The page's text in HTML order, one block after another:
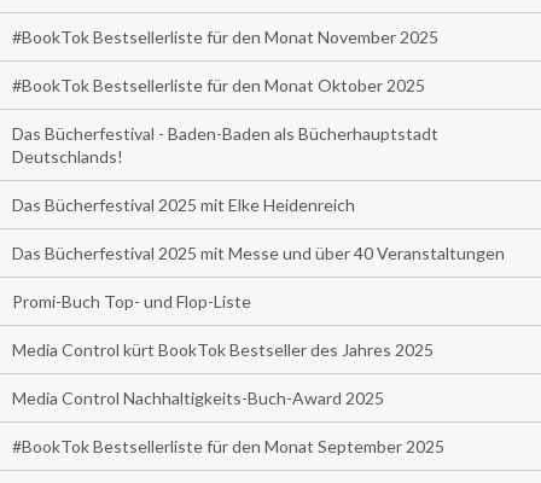
#BookTok Bestsellerliste für den Monat November 2025
#BookTok Bestsellerliste für den Monat Oktober 2025
Das Bücherfestival - Baden-Baden als Bücherhauptstadt
Deutschlands!
Das Bücherfestival 2025 mit Elke Heidenreich
Das Bücherfestival 2025 mit Messe und über 40 Veranstaltungen
Promi-Buch Top- und Flop-Liste
Media Control kürt BookTok Bestseller des Jahres 2025
Media Control Nachhaltigkeits-Buch-Award 2025
#BookTok Bestsellerliste für den Monat September 2025